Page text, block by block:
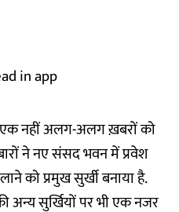
in app
नहीं अलग-अलग ख़बरों को
ने नए संसद भवन में प्रवेश
को प्रमुख सुर्खी बनाया है.
सुर्खियों पर भी एक नजर